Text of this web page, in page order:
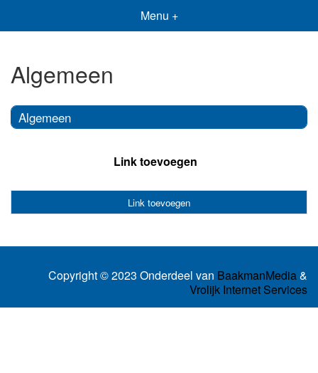
Menu +
Algemeen
Algemeen
Link toevoegen
Link toevoegen
Copyright © 2023 Onderdeel van BaakmanMedia&
Vrolijk Internet Services